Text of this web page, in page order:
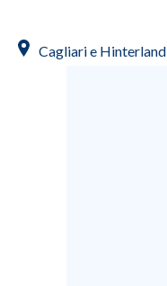
INSULARITÀ
Cagliari e Hinterland